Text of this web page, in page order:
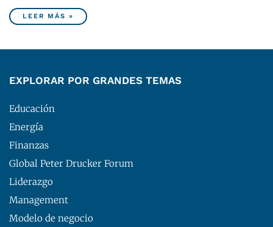
LEER MÁS »
EXPLORAR POR GRANDES TEMAS
Educación
Energía
Finanzas
Global Peter Drucker Forum
Liderazgo
Management
Modelo de negocio